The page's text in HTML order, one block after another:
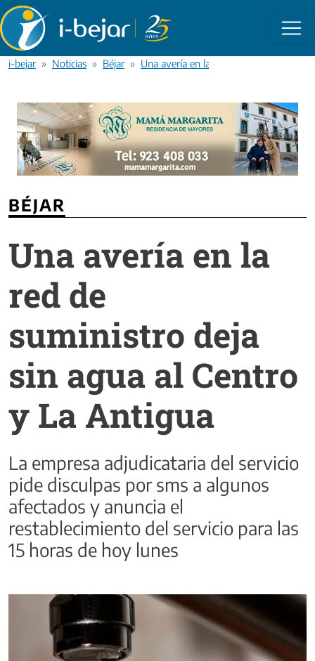
Pasar al contenido principal
i-bejar Noticias Béjar Una avería en la red de suministro
BÉJAR
Una avería en la
red de
suministro deja
sin agua al Centro
y La Antigua
La empresa adjudicataria del servicio
pide disculpas por sms a algunos
afectados y anuncia el
restablecimiento del servicio para las
15 horas de hoy lunes